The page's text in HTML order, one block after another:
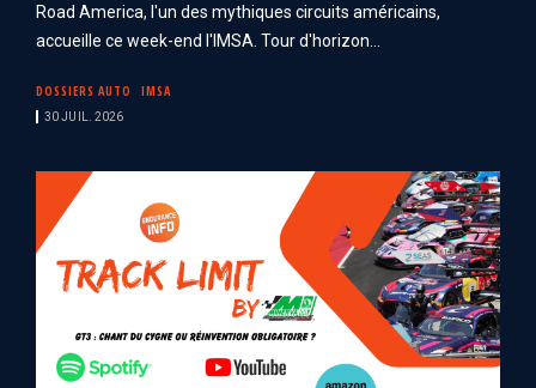
Road America, l'un des mythiques circuits américains,
accueille ce week-end l'IMSA. Tour d'horizon...
DOSSIERS AUTO IMSA
30 JUIL. 2026